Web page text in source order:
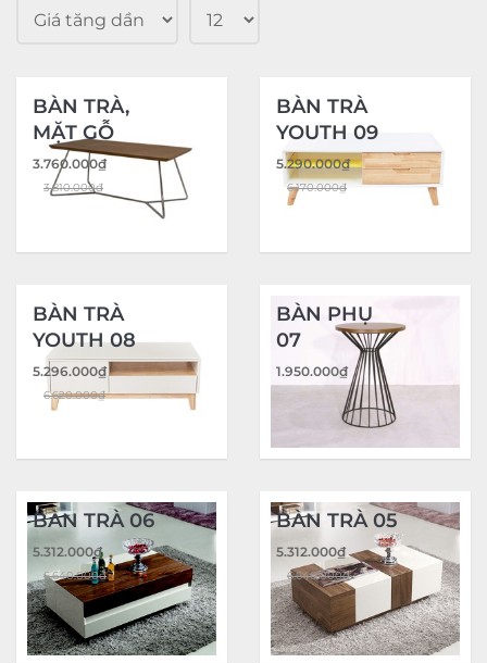
BÀN TRÀ,
MẶT GỖ
CHÂN THÉP
CHỐNG GỈ
3.760.000₫
3.810.000₫
BÀN TRÀ
YOUTH 09
5.290.000₫
6.170.000₫
BÀN TRÀ
YOUTH 08
5.296.000₫
6.620.000₫
BÀN PHỤ
07
1.950.000₫
BÀN TRÀ 06
5.312.000₫
6.640.000₫
BÀN TRÀ 05
5.312.000₫
6.640.000₫